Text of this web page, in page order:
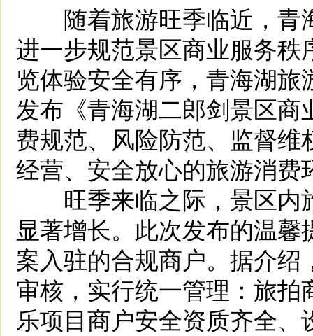
随着旅游旺季临近，青
进一步规范景区商业服务
览体验安全有序，青海湖
发布《青海湖二郎剑景区
费规范、风险防范、监督
经营、安全放心的旅游消费
旺季来临之际，景区内
显著增长。此次发布的温
案入驻的合规商户。据介
审核，实行统一管理：旅
乐项目商户安全资质齐全